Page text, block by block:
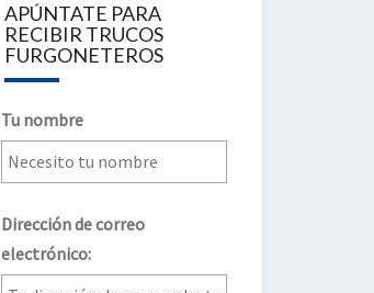
APÚNTATE PARA
RECIBIR TRUCOS
FURGONETEROS
Tu nombre
Dirección de correo
electrónico: